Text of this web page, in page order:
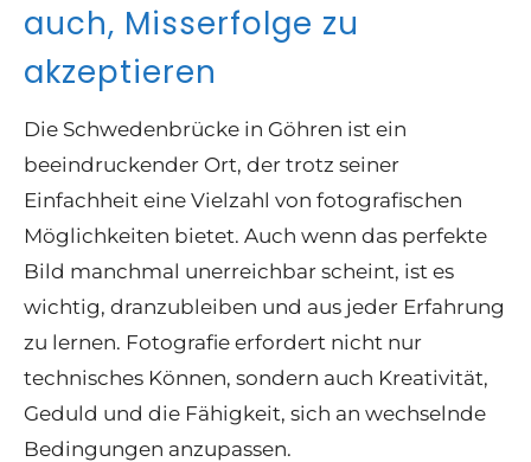
auch, Misserfolge zu
akzeptieren
Die Schwedenbrücke in Göhren ist ein
beeindruckender Ort, der trotz seiner
Einfachheit eine Vielzahl von fotografischen
Möglichkeiten bietet. Auch wenn das perfekte
Bild manchmal unerreichbar scheint, ist es
wichtig, dranzubleiben und aus jeder Erfahrung
zu lernen. Fotografie erfordert nicht nur
technisches Können, sondern auch Kreativität,
Geduld und die Fähigkeit, sich an wechselnde
Bedingungen anzupassen.